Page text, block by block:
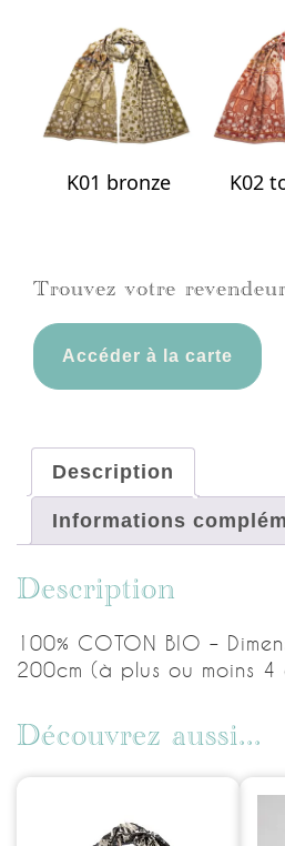
K01 bronze K02
Trouvez votre
Accéder à la carte
Description
Informations
Description
100% COTON BIO –
200cm (à plus ou moins 4
Découvrez aussi...